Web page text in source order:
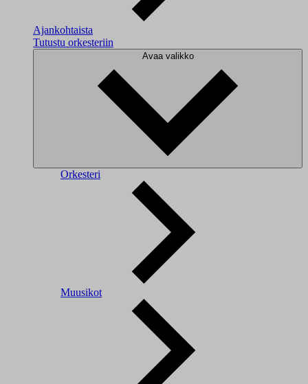
Ajankohtaista
Tutustu orkesteriin
Avaa valikko
Orkesteri
Muusikot